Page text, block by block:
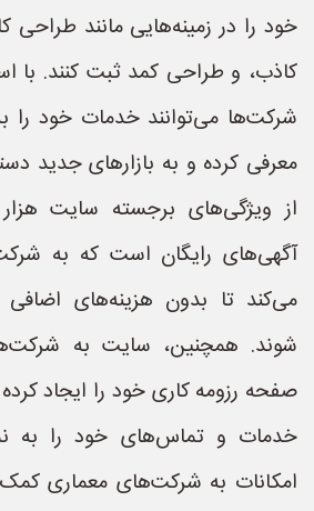
خود را در زمینه‌هایی مانند
کاذب، و طراحی کمد ثبت کنند. با
شرکت‌ها می‌توانند خدمات خود را
معرفی کرده و به بازارهای جدید
از ویژگی‌های برجسته سایت
آگهی‌های رایگان است که به
می‌کند تا بدون هزینه‌های اضافی
شوند. همچنین، سایت به
صفحه رزومه کاری خود را ایجاد
خدمات و تماس‌های خود را به
امکانات به شرکت‌های معماری